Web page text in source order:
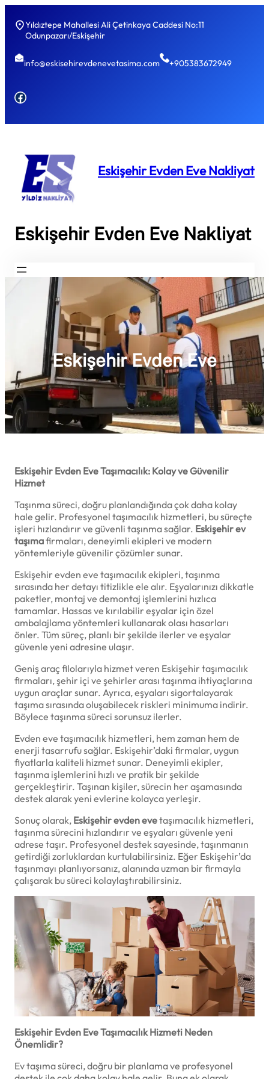
Yıldıztepe Mahallesi Ali Çetinkaya Caddesi No:11
Odunpazarı/Eskişehir
info@eskisehirevdenevetasima.com +905383672949
Facebook
Eskişehir Evden Eve Nakliyat
Eskişehir Evden Eve Nakliyat
Eskişehir Evden Eve
Eskişehir Evden Eve Taşımacılık: Kolay ve Güvenilir
Hizmet
Taşınma süreci, doğru planlandığında çok daha kolay
hale gelir. Profesyonel taşımacılık hizmetleri, bu süreçte
işleri hızlandırır ve güvenli taşınma sağlar. Eskişehir ev
taşımafirmaları, deneyimli ekipleri ve modern
yöntemleriyle güvenilir çözümler sunar.
Eskişehir evden eve taşımacılık ekipleri, taşınma
sırasında her detayı titizlikle ele alır. Eşyalarınızı dikkatle
paketler, montaj ve demontaj işlemlerini hızlıca
tamamlar. Hassas ve kırılabilir eşyalar için özel
ambalajlama yöntemleri kullanarak olası hasarları
önler. Tüm süreç, planlı bir şekilde ilerler ve eşyalar
güvenle yeni adresine ulaşır.
Geniş araç filolarıyla hizmet veren Eskişehir taşımacılık
firmaları, şehir içi ve şehirler arası taşınma ihtiyaçlarına
uygun araçlar sunar. Ayrıca, eşyaları sigortalayarak
taşıma sırasında oluşabilecek riskleri minimuma indirir.
Böylece taşınma süreci sorunsuz ilerler.
Evden eve taşımacılık hizmetleri, hem zaman hem de
enerji tasarrufu sağlar. Eskişehir’daki firmalar, uygun
fiyatlarla kaliteli hizmet sunar. Deneyimli ekipler,
taşınma işlemlerini hızlı ve pratik bir şekilde
gerçekleştirir. Taşınan kişiler, sürecin her aşamasında
destek alarak yeni evlerine kolayca yerleşir.
Sonuç olarak, Eskişehir evden evetaşımacılık hizmetleri,
taşınma sürecini hızlandırır ve eşyaları güvenle yeni
adrese taşır. Profesyonel destek sayesinde, taşınmanın
getirdiği zorluklardan kurtulabilirsiniz. Eğer Eskişehir’da
taşınmayı planlıyorsanız, alanında uzman bir firmayla
çalışarak bu süreci kolaylaştırabilirsiniz.
Eskişehir Evden Eve Taşımacılık Hizmeti Neden
Önemlidir?
Ev taşıma süreci, doğru bir planlama ve profesyonel